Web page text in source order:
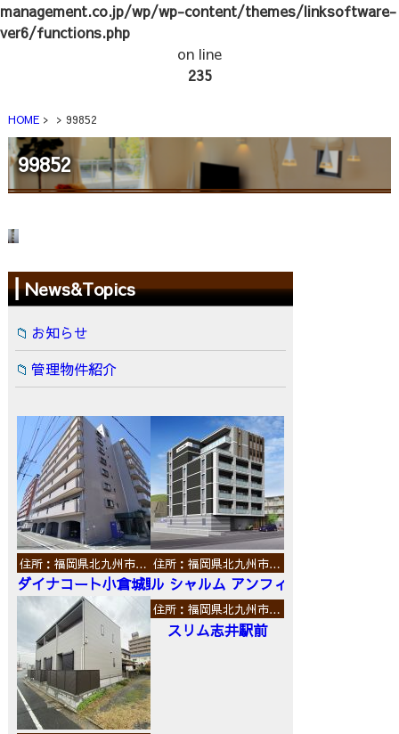
management.co.jp/wp/wp-content/themes/linksoftware-
ver6/functions.php
on line
235
HOME 99852
99852
News&Topics
お知らせ
管理物件紹介
住所：福岡県北九州市…
ダイナコート小倉城野
住所：福岡県北九州市…
ル シャルム アンフィニ
住所：福岡県北九州市…
スリム志井駅前